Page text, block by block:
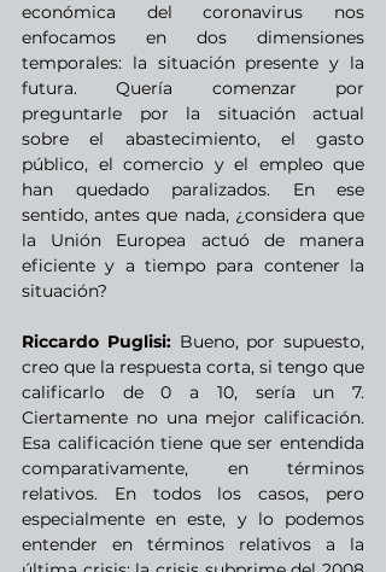
económica del coronavirus nos
enfocamos en dos dimensiones
temporales: la situación presente y la
futura. Quería comenzar por
preguntarle por la situación actual
sobre el abastecimiento, el gasto
público, el comercio y el empleo que
han quedado paralizados. En ese
sentido, antes que nada, ¿considera que
la Unión Europea actuó de manera
eficiente y a tiempo para contener la
situación?
Riccardo Puglisi: Bueno, por supuesto,
creo que la respuesta corta, si tengo que
calificarlo de 0 a 10, sería un 7.
Ciertamente no una mejor calificación.
Esa calificación tiene que ser entendida
comparativamente, en términos
relativos. En todos los casos, pero
especialmente en este, y lo podemos
entender en términos relativos a la